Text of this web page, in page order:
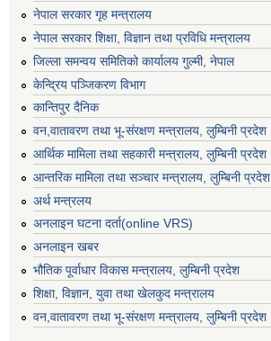
नेपाल सरकार गृह मन्त्रालय
नेपाल सरकार शिक्षा, विज्ञान तथा प्रविधि मन्त्रालय
जिल्ला समन्वय समितिको कार्यालय गुल्मी, नेपाल
केन्द्रिय पञ्जिकरण विभाग
कान्तिपुर दैनिक
वन,वातावरण तथा भू-संरक्षण मन्त्रालय, लुम्बिनी प्रदेश
आर्थिक मामिला तथा सहकारी मन्त्रालय, लुम्बिनी प्रदेश
आन्तरिक मामिला तथा सञ्चार मन्त्रालय, लुम्बिनी प्रदेश
अर्थ मन्त्रलय
अनलाइन घटना दर्ता(online VRS)
अनलाइन खबर
भौतिक पूर्वाधार विकास मन्त्रालय, लुम्बिनी प्रदेश
शिक्षा, विज्ञान, युवा तथा खेलकुद मन्‍‍त्रालय
वन,वातावरण तथा भू-संरक्षण मन्त्रालय, लुम्बिनी प्रदेश